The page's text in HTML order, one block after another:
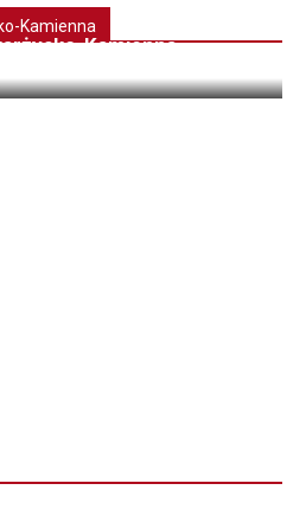
Kamienna
Kamienna